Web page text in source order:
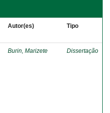
Autor(es) Tipo
Burin, Marizete Dissertação